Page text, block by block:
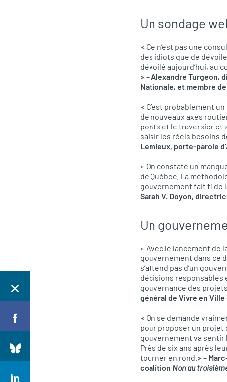
Un sondage
« Ce n’est pas une
des idiots que de
dévoilé aujourd’hui, au
» – Alexandre Turgeon,
Nationale, et membre
« C’est probablement
de nouveaux axes
ponts et le traversier et
saisir les réels besoins
Lemieux, porte-parole
« On constate un
de Québec. La
gouvernement fait fi de
Sarah V. Doyon,
Un
« Avec le lancement de
gouvernement dans ce
s’attend pas d’un
décisions responsables
gouvernance des
général de Vivre en
« On se demande
pour proposer un projet
gouvernement va sentir
Près de six ans après
tourner en rond.» –
coalition Non au